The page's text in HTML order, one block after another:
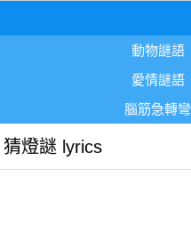
動物謎語
愛情謎語
腦筋急轉彎
猜燈謎 lyrics